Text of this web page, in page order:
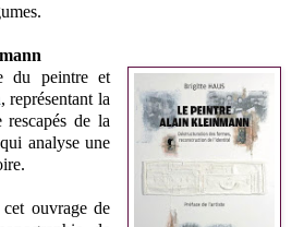
du peintre et
, représentant la
de la
analyse une
ouvrage de